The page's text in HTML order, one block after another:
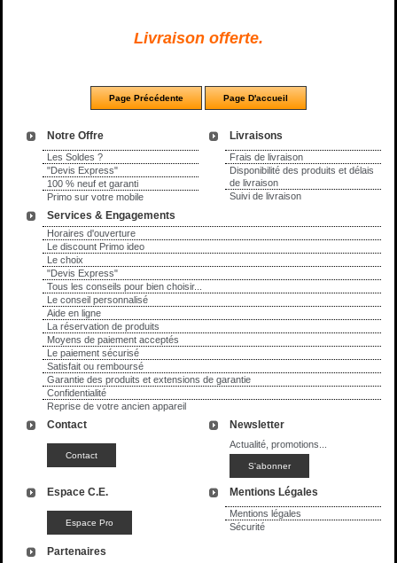
Notre Offre
Les Soldes ?
"Devis Express"
100 % neuf et garanti
Primo sur votre mobile
Livraisons
Frais de livraison
Disponibilité des produits et délais
de livraison
Suivi de livraison
Services & Engagements
Horaires d'ouverture
Le discount Primo ideo
Le choix
"Devis Express"
Tous les conseils pour bien choisir...
Le conseil personnalisé
Aide en ligne
La réservation de produits
Moyens de paiement acceptés
Le paiement sécurisé
Satisfait ou remboursé
Garantie des produits et extensions de garantie
Confidentialité
Reprise de votre ancien appareil
Contact Newsletter
Actualité, promotions...
Espace C.E. Mentions Légales
Mentions légales
Sécurité
Partenaires
Livraison offerte.